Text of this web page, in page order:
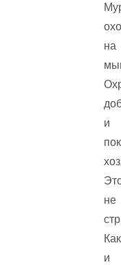
на
и
не
Как
и